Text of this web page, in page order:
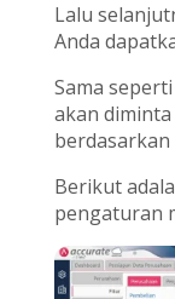
Lalu
Anda
Sama
akan
Berikut
pengaturan